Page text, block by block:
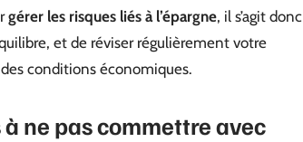
gérer les risques liés à l’épargne, il s’agit donc
et de réviser régulièrement votre
conditions économiques.
ne pas commettre avec